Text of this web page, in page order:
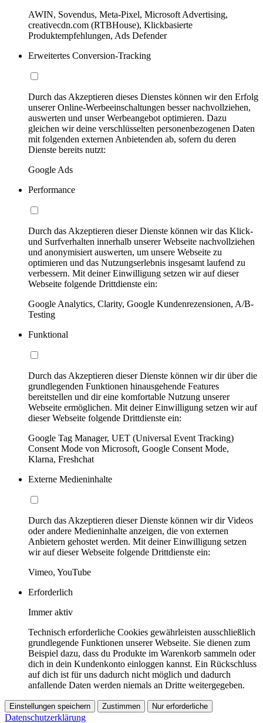
AWIN, Sovendus, Meta-Pixel, Microsoft Advertising,
creativecdn.com (RTBHouse), Klickbasierte
Produktempfehlungen, Ads Defender
Erweitertes Conversion-Tracking
Durch das Akzeptieren dieses Dienstes können wir den Erfolg
unserer Online-Werbeeinschaltungen besser nachvollziehen,
auswerten und unser Werbeangebot optimieren. Dazu
gleichen wir deine verschlüsselten personenbezogenen Daten
mit folgenden externen Anbietenden ab, sofern du deren
Dienste bereits nutzt:
Google Ads
Performance
Durch das Akzeptieren dieser Dienste können wir das Klick-
und Surfverhalten innerhalb unserer Webseite nachvollziehen
und anonymisiert auswerten, um unsere Webseite zu
optimieren und das Nutzungserlebnis insgesamt laufend zu
verbessern. Mit deiner Einwilligung setzen wir auf dieser
Webseite folgende Drittdienste ein:
Google Analytics, Clarity, Google Kundenrezensionen, A/B-
Testing
Funktional
Durch das Akzeptieren dieser Dienste können wir dir über die
grundlegenden Funktionen hinausgehende Features
bereitstellen und dir eine komfortable Nutzung unserer
Webseite ermöglichen. Mit deiner Einwilligung setzen wir auf
dieser Webseite folgende Drittdienste ein:
Google Tag Manager, UET (Universal Event Tracking)
Consent Mode von Microsoft, Google Consent Mode,
Klarna, Freshchat
Externe Medieninhalte
Durch das Akzeptieren dieser Dienste können wir dir Videos
oder andere Medieninhalte anzeigen, die von externen
Anbietern gehostet werden. Mit deiner Einwilligung setzen
wir auf dieser Webseite folgende Drittdienste ein:
Vimeo, YouTube
Erforderlich
Immer aktiv
Technisch erforderliche Cookies gewährleisten ausschließlich
grundlegende Funktionen unserer Webseite. Sie dienen zum
Beispiel dazu, dass du Produkte im Warenkorb sammeln oder
dich in dein Kundenkonto einloggen kannst. Ein Rückschluss
auf dich ist für uns dadurch nicht möglich und dadurch
anfallende Daten werden niemals an Dritte weitergegeben.
Einstellungen speichern Zustimmen Nur erforderliche
Datenschutzerklärung